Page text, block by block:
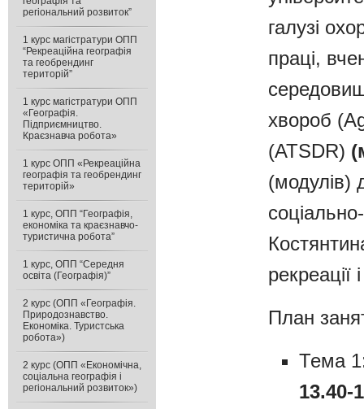
галузі
праці,
хвороб
(ATSDR)
(модулів)
рекреації
План
Тема
13.40-
регіональний розвиток”
1 курс магістратури ОПП
“Рекреаційна географія
та геобрендинг
територій”
1 курс магістратури ОПП
«Географія.
Підприємництво.
Краєзнавча робота»
1 курс ОПП «Рекреаційна
географія та геобрендинг
територій»
1 курс, ОПП “Географія,
економіка та краєзнавчо-
туристична робота”
1 курс, ОПП “Середня
освіта (Географія)”
2 курс (ОПП «Географія.
Природознавство.
Економіка. Туристська
робота»)
2 курс (ОПП «Економічна,
соціальна географія і
регіональний розвиток»)